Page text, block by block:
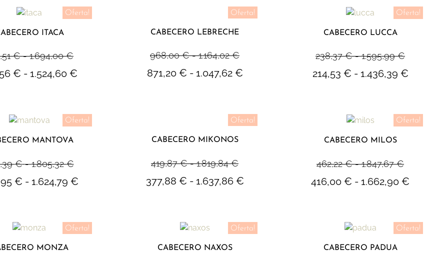
Oferta!
ITACA
€ - 1.694,00€
€ - 1.524,60 €
Oferta!
CABECERO LEBRECHE
968,00€ - 1.164,02€
871,20 € - 1.047,62 €
Oferta!
CABECERO LUCCA
238,37€ - 1.595,99€
214,53 € - 1.436,39 €
Oferta!
MANTOVA
€ - 1.805,32€
€ - 1.624,79 €
Oferta!
CABECERO MIKONOS
419,87€ - 1.819,84€
377,88 € - 1.637,86 €
Oferta!
CABECERO MILOS
462,22€ - 1.847,67€
416,00 € - 1.662,90 €
Oferta!
MONZA
Oferta!
CABECERO NAXOS
Oferta!
CABECERO PADUA